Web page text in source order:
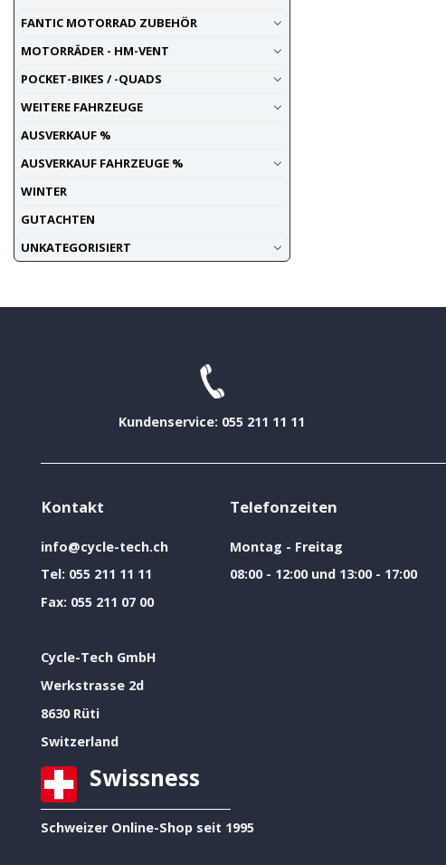
FANTIC MOTORRAD ZUBEHÖR
MOTORRÄDER - HM-VENT
POCKET-BIKES / -QUADS
WEITERE FAHRZEUGE
AUSVERKAUF %
AUSVERKAUF FAHRZEUGE %
WINTER
GUTACHTEN
UNKATEGORISIERT
Kundenservice: 055 211 11 11
Kontakt
info@cycle-tech.ch
Tel: 055 211 11 11
Fax: 055 211 07 00
Cycle-Tech GmbH
Werkstrasse 2d
8630 Rüti
Switzerland
Telefonzeiten
Montag - Freitag
08:00 - 12:00 und 13:00 - 17:00
Swissness
Schweizer Online-Shop seit 1995